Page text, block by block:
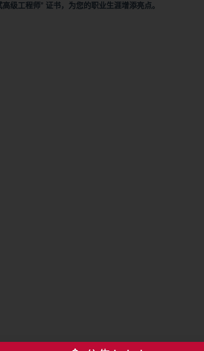
级工程师” 证书，为您的职业生涯增添亮点。